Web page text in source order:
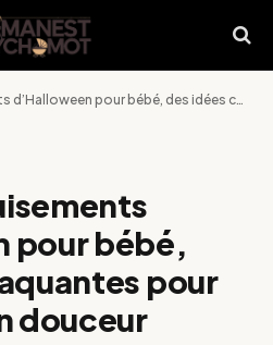
pour bébé, des idées craquantes pour frissonner en douceur
pour bébé,
pour
douceur